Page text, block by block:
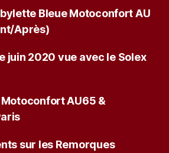
Bleue Motoconfort AU
Après)
juin 2020 vue avec le Solex
AU65 &
sur les Remorques